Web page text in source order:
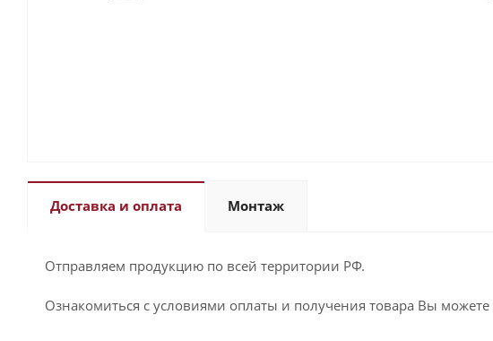
Доставка и оплата Монтаж
Отправляем продукцию по всей территории РФ.
Ознакомиться с условиями оплаты и получения товара Вы можете